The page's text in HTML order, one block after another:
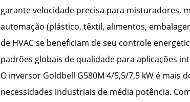
garante velocidade precisa para misturadores,
automação (plástico, têxtil, alimentos,
de HVAC se beneficiam de seu controle
padrões globais de qualidade para aplicações
O inversor Goldbell G580M 4/5,5/7,5 kW é
necessidades industriais de média potência.